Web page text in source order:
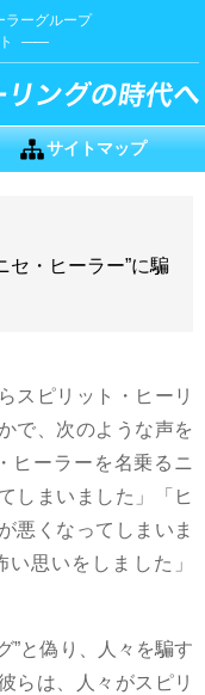
ラーグループ
サイトマップ
セ・ヒーラー”に騙
スピリット・ヒーリ
で、次のような声を
ヒーラーを名乗るニ
しまいました」「ヒ
悪くなってしまいま
思いをしました」
”と偽り、人々を騙す
らは、人々がスピリ